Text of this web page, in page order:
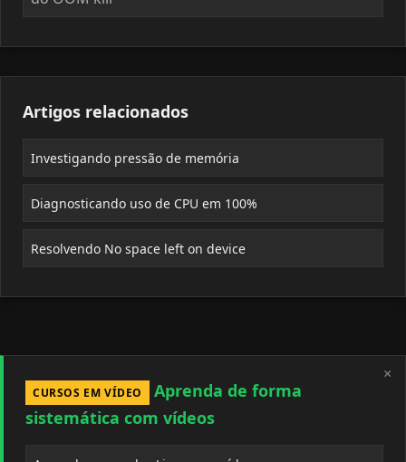
Artigos relacionados
Investigando pressão de memória
Diagnosticando uso de CPU em 100%
Resolvendo No space left on device
×
CURSOS EM VÍDEO
Aprenda de forma
sistemática com vídeos